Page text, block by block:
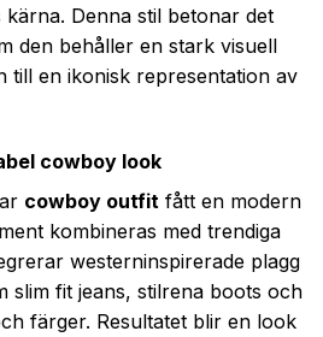
Denna stil betonar det
den behåller en stark visuell
till en ikonisk representation av
cowboy look
cowboy outfit fått en modern
kombineras med trendiga
westerninspirerade plagg
slim fit jeans, stilrena boots och
färger. Resultatet blir en look